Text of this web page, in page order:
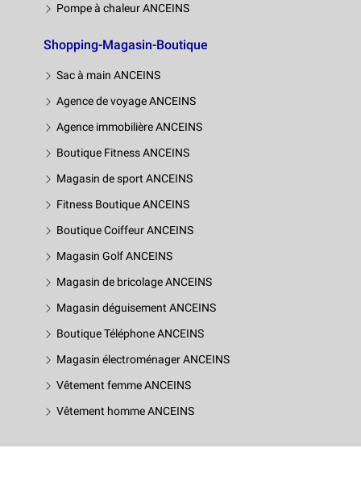
Pompe à chaleur ANCEINS
Shopping-Magasin-Boutique
Sac à main ANCEINS
Agence de voyage ANCEINS
Agence immobilière ANCEINS
Boutique Fitness ANCEINS
Magasin de sport ANCEINS
Fitness Boutique ANCEINS
Boutique Coiffeur ANCEINS
Magasin Golf ANCEINS
Magasin de bricolage ANCEINS
Magasin déguisement ANCEINS
Boutique Téléphone ANCEINS
Magasin électroménager ANCEINS
Vêtement femme ANCEINS
Vêtement homme ANCEINS